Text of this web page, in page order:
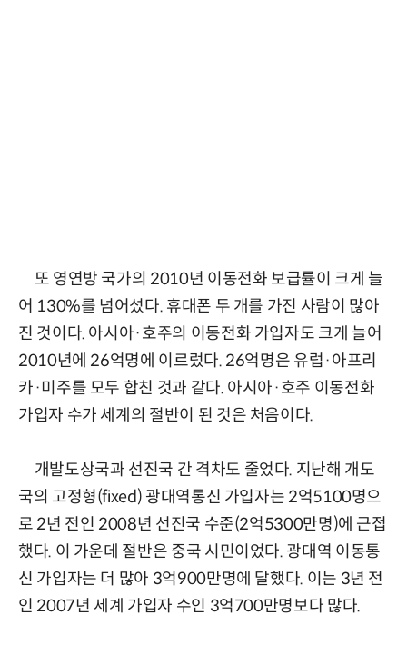
또 영연방 국가의 2010년 이동전화 보급률이 크게 늘
어 130%를 넘어섰다. 휴대폰 두 개를 가진 사람이 많아
진 것이다. 아시아·호주의 이동전화 가입자도 크게 늘어
2010년에 26억명에 이르렀다. 26억명은 유럽·아프리
카·미주를 모두 합친 것과 같다. 아시아·호주 이동전화
가입자 수가 세계의 절반이 된 것은 처음이다.
개발도상국과 선진국 간 격차도 줄었다. 지난해 개도
국의 고정형(fixed) 광대역통신 가입자는 2억5100명으
로 2년 전인 2008년 선진국 수준(2억5300만명)에 근접
했다. 이 가운데 절반은 중국 시민이었다. 광대역 이동통
신 가입자는 더 많아 3억900만명에 달했다. 이는 3년 전
인 2007년 세계 가입자 수인 3억700만명보다 많다.